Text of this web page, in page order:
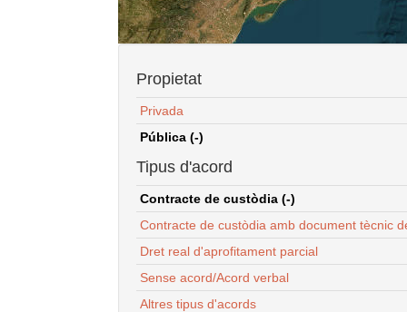
Propietat
Privada
Pública (-)
Tipus d'acord
Contracte de custòdia (-)
Contracte de custòdia amb document tècnic
Dret real d'aprofitament parcial
Sense acord/Acord verbal
Altres tipus d'acords